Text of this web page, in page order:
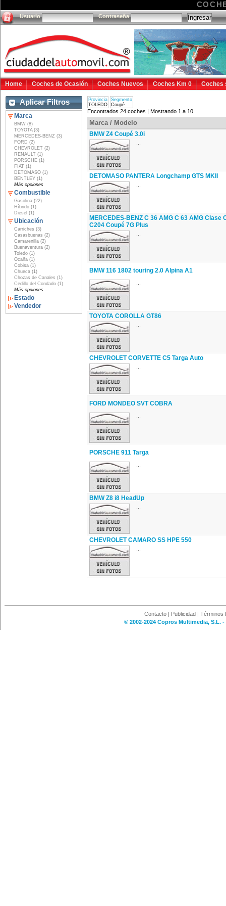
Usuario Contraseña
Home Coches de Ocasión Coches Nuevos Coches Km 0 Coches
Aplicar Filtros
Marca
BMW (8)
TOYOTA (3)
MERCEDES-BENZ (3)
FORD (2)
CHEVROLET (2)
RENAULT (1)
PORSCHE (1)
FIAT (1)
DETOMASO (1)
BENTLEY (1)
Más opciones
Combustible
Gasolina (22)
Híbrido (1)
Diesel (1)
Ubicación
Carriches (3)
Casasbuenas (2)
Camarenilla (2)
Buenaventura (2)
Toledo (1)
Ocaña (1)
Cobisa (1)
Chueca (1)
Chozas de Canales (1)
Cedillo del Condado (1)
Más opciones
Estado
Vendedor
Provincia
TOLEDO
Segmento
Coupé
Encontrados 24 coches | Mostrando 1 a 10
Marca / Modelo
BMW Z4 Coupé 3.0i
DETOMASO PANTERA Longchamp GTS MKII
MERCEDES-BENZ C 36 AMG C 63 AMG Clase
C204 Coupé 7G Plus
BMW 116 1802 touring 2.0 Alpina A1
TOYOTA COROLLA GT86
CHEVROLET CORVETTE C5 Targa Auto
FORD MONDEO SVT COBRA
PORSCHE 911 Targa
BMW Z8 i8 HeadUp
CHEVROLET CAMARO SS HPE 550
Contacto | Publicidad | Términos
© 2002-2024 Copros Multimedia, S.L.